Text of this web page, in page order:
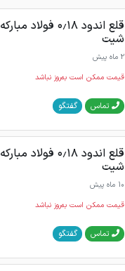
شیت
2 ماه پیش
قیمت ممکن است به‌روز نباشد
تماس گفتگو
شیت
10 ماه پیش
قیمت ممکن است به‌روز نباشد
تماس گفتگو